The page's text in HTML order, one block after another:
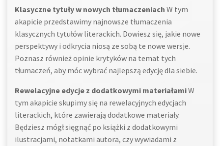
Klasyczne tytuły w nowych tłumaczeniach W tym
akapicie przedstawimy najnowsze tłumaczenia
klasycznych tytułów literackich. Dowiesz się, jakie nowe
perspektywy i odkrycia niosą ze sobą te nowe wersje.
Poznasz również opinie krytyków na temat tych
tłumaczeń, aby móc wybrać najlepszą edycję dla siebie.
Rewelacyjne edycje z dodatkowymi materiałamiW
tym akapicie skupimy się na rewelacyjnych edycjach
literackich, które zawierają dodatkowe materiały.
Będziesz mógł sięgnąć po książki z dodatkowymi
ilustracjami, notatkami autora, czy wywiadami z